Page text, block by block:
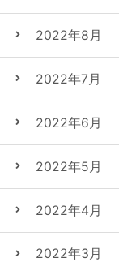
2022年8月
2022年7月
2022年6月
2022年5月
2022年4月
2022年3月